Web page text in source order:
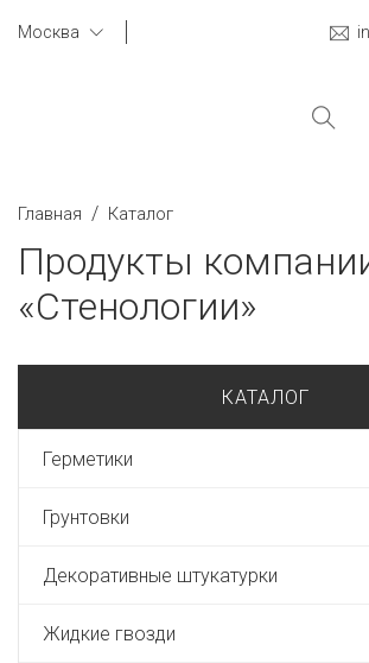
Москва
Главная / Каталог
Продукты
«Стенологии»
КАТАЛОГ
Герметики
Грунтовки
Декоративные штукатурки
Жидкие гвозди